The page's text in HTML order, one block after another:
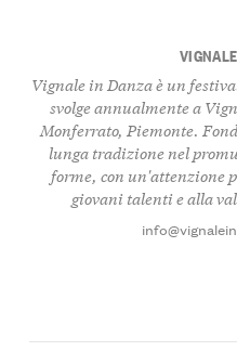
Vignale in Danzaè un
svolge annualmente a
Monferrato, Piemonte.
lunga tradizione nel
forme, con un'attenzione
giovani talenti e alla